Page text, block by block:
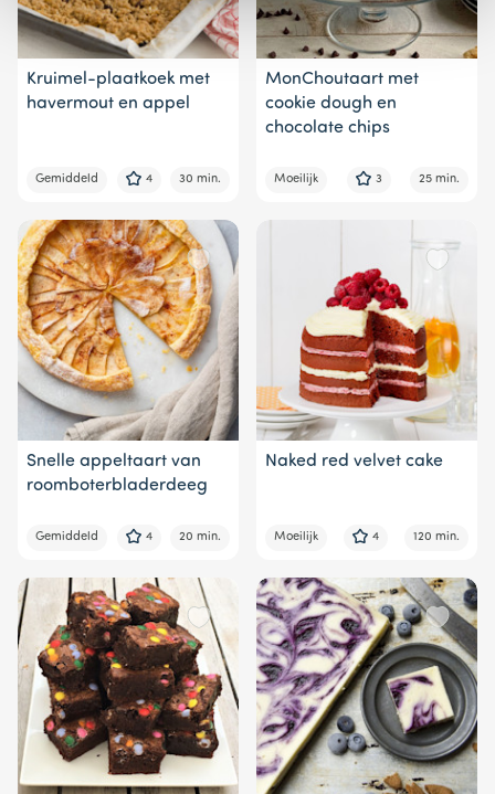
Kruimel-plaatkoek met
havermout en appel
Gemiddeld 4 30 min.
MonChoutaart met
cookie dough en
chocolate chips
Moeilijk 3 25 min.
Snelle appeltaart van
roomboterbladerdeeg
Gemiddeld 4 20 min.
Naked red velvet cake
Moeilijk 4 120 min.